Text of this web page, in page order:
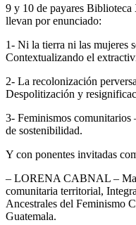
9 y 10 de payares
llevan por enunciado:
1- Ni la tierra ni las mujeres
Contextualizando el
2- La recolonización
Despolitización y
3- Feminismos comunitarios
de sostenibilidad.
Y con ponentes invitadas
– LORENA CABNAL –
comunitaria territorial,
Ancestrales del Feminismo
Guatemala.